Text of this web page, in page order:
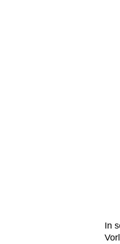
In